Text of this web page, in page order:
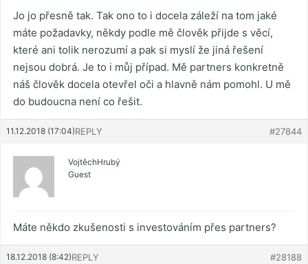
Jo jo přesně tak. Tak ono to i docela záleží na tom jaké
máte požadavky, někdy podle mě člověk přijde s věcí,
které ani tolik nerozumí a pak si myslí že jiná řešení
nejsou dobrá. Je to i můj případ. Mě partners konkretně
náš člověk docela otevřel oči a hlavně nám pomohl. U mě
do budoucna není co řešit.
11.12.2018 (17:04) #27844
REPLY
VojtěchHrubý
Guest
Máte někdo zkušenosti s investováním přes partners?
18.12.2018 (8:42) #28188
REPLY